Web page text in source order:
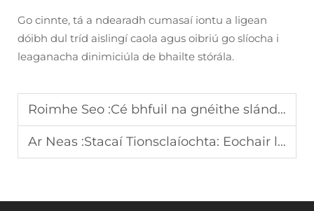
Go cinnte, tá a ndearadh cumasaí iontu a ligean
dóibh dul tríd aislingí caola agus oibriú go slíocha i
leaganacha dinimiciúla de bhailte stórála.
Roimhe Seo :Cé bhfuil na gnéithe slándála a chaithfeadh forklift leictreach ar an gciall is airde a bheith acu
Ar Neas :Stacaí Tionsclaíochta: Eochair le Bainistíocht Inneachair